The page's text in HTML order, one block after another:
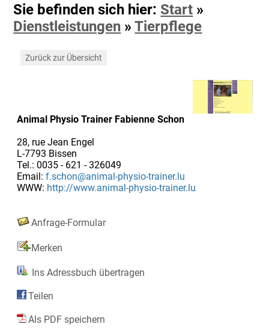
Sie befinden sich hier: Start »
Dienstleistungen »Tierpflege
Zurück zur Übersicht
Animal Physio Trainer Fabienne Schon
28, rue Jean Engel
L-7793 Bissen
Tel.: 0035 - 621 - 326049
Email: f.schon@animal-physio-trainer.lu
WWW: http://www.animal-physio-trainer.lu
Anfrage-Formular
Merken
Ins Adressbuch übertragen
Teilen
Als PDF speichern